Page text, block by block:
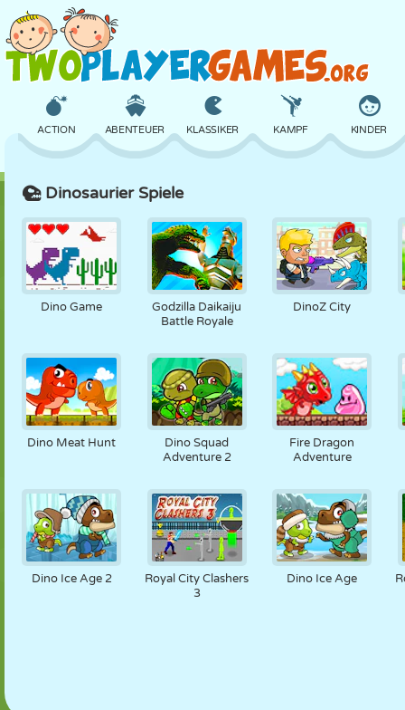
ACTION ABENTEUER KLASSIKER KAMPF KINDER
SCHLOSS SCHACH CRAZY VERTEIDIGUNG DINOSAURIER
MÄDCHEN SPRINGEN MATHE LABYRINTH
PUPPEN RÄTSEL REAKTION RETRO ROBOTER
STRATEGIE PANZER TENNIS TIC TAC TOE
Dinosaurier Spiele
Dino Game
Godzilla Daikaiju
Battle Royale
DinoZ City
Dino Meat Hunt
Dino Squad
Adventure 2
Fire Dragon
Adventure
Dino Ice Age 2
Royal City Clashers
3
Dino Ice Age